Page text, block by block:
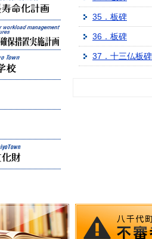
業務量管理・健康確保
八千代町の学校
35．板碑
36．板碑
37．十三仏板碑